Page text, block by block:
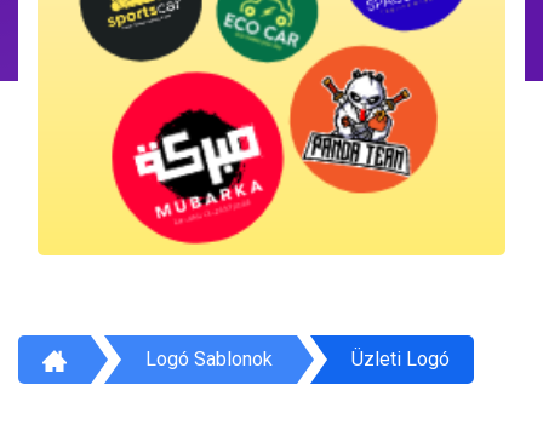
Logó Sablonok Üzleti Logó